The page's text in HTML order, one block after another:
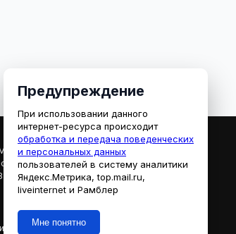
, reklama@mediaryazan.ru
66
Предупреждение
При использовании данного
интернет-ресурса происходит
обработка и передача поведенческих
и персональных данных
пользователей в систему аналитики
Яндекс.Метрика, top.mail.ru,
liveinternet и Рамблер
Мне понятно